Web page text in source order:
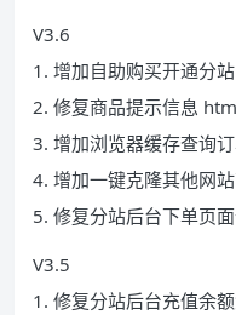
V3.6
1. 增加自助购买开通分站
2. 修复商品提示信息
3. 增加浏览器缓存查询
4. 增加一键克隆其他网
5. 修复分站后台下单页
V3.5
1. 修复分站后台充值余